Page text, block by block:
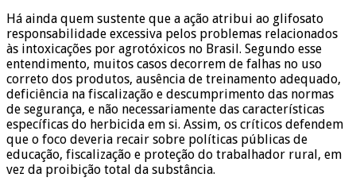
Há ainda quem sustente que a ação atribui ao glifosato
responsabilidade excessiva pelos problemas relacionados
às intoxicações por agrotóxicos no Brasil. Segundo esse
entendimento, muitos casos decorrem de falhas no uso
correto dos produtos, ausência de treinamento adequado,
deficiência na fiscalização e descumprimento das normas
de segurança, e não necessariamente das características
específicas do herbicida em si. Assim, os críticos defendem
que o foco deveria recair sobre políticas públicas de
educação, fiscalização e proteção do trabalhador rural, em
vez da proibição total da substância.